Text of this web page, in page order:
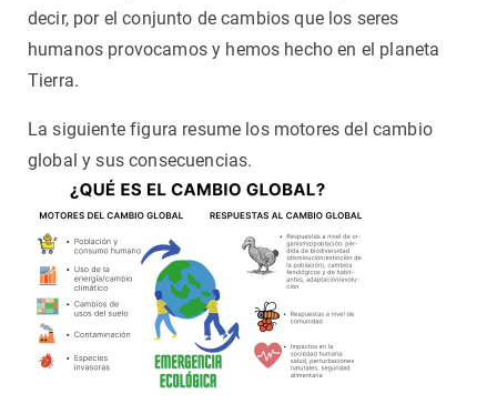
decir, por el conjunto de cambios que los seres
humanos provocamos y hemos hecho en el planeta
Tierra.
La siguiente figura resume los motores del cambio
global y sus consecuencias.